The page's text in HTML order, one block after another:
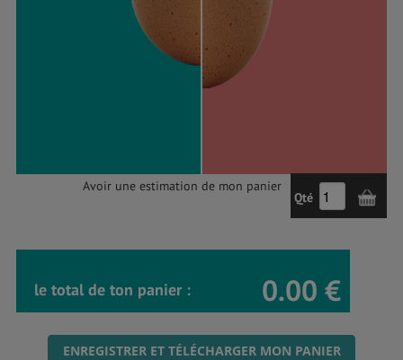
Avoir une estimation de mon panier
Qté
le total de ton panier : 0.00 €
ENREGISTRER ET TÉLÉCHARGER MON PANIER